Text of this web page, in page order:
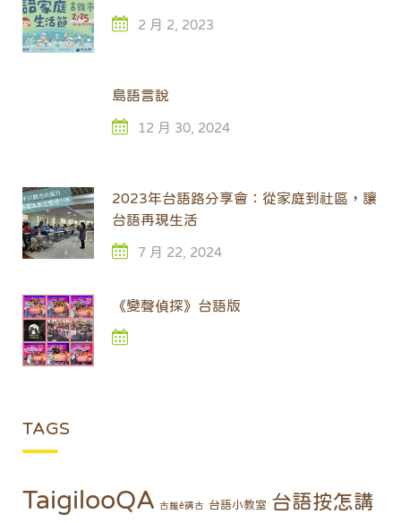
2 月 2, 2023
島語言說
12 月 30, 2024
2023年台語路分享會：從家庭到社區，讓
台語再現生活
7 月 22, 2024
《變聲偵探》台語版
TAGS
TaigilooQA 古錐ê講古 台語小教室 台語按怎講